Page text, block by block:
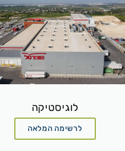
לוגיסטיקה
לרשימה המלאה